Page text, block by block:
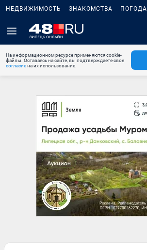
НЕДВИЖИМОСТЬ ЗНАКОМСТВА ПОГОДА
На информационном ресурсе применяются cookie-
файлы. Оставаясь на сайте, вы подтверждаете свое
согласиена их использование.